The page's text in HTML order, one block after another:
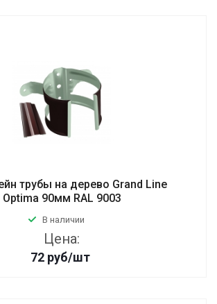
трубы на дерево Grand Line
Optima 90мм RAL 9003
В наличии
Цена:
72 руб/шт